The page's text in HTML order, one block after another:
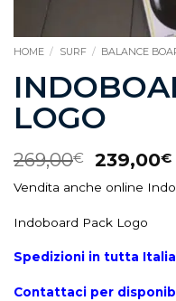
HOME / SURF / BALANCE
LOGO
269,00€ 239,00€
Vendita anche online
Indoboard Pack Logo
Spedizioni in tutta Italia
Contattaci per